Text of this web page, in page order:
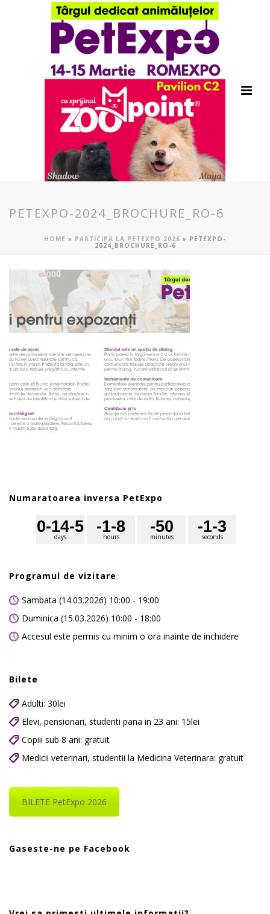
PETEXPO-2024_BROCHURE_RO-6
HOME » PARTICIPĂ LA PETEXPO 2026 » PETEXPO-
2024_BROCHURE_RO-6
Numaratoarea inversa PetExpo
days
0-14-5
hours
-1-8
minutes
-50
seconds
-1-3
Programul de vizitare
Sambata (14.03.2026) 10:00 - 19:00
Duminica (15.03.2026) 10:00 - 18:00
Accesul este permis cu minim o ora inainte de inchidere
Bilete
Adulti: 30lei
Elevi, pensionari, studenti pana in 23 ani: 15lei
Copiii sub 8 ani: gratuit
Medicii veterinari, studentii la Medicina Veterinara: gratuit
BILETE PetExpo 2026
Gaseste-ne pe Facebook